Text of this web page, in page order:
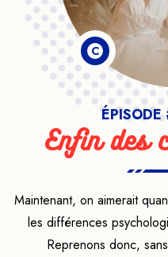
C
Enfin des
Maintenant, on aimerait
les différences
Reprenons donc,